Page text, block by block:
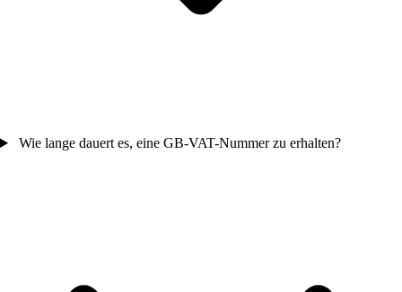
Wie lange dauert es, eine GB-VAT-Nummer zu erhalten?